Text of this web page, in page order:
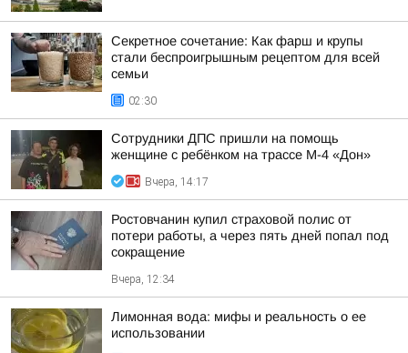
Секретное сочетание: Как фарш и крупы
стали беспроигрышным рецептом для всей
семьи
02:30
Сотрудники ДПС пришли на помощь
женщине с ребёнком на трассе М-4 «Дон»
Вчера, 14:17
Ростовчанин купил страховой полис от
потери работы, а через пять дней попал под
сокращение
Вчера, 12:34
Лимонная вода: мифы и реальность о ее
использовании